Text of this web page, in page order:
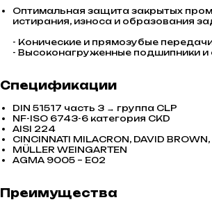
Оптимальная защита закрытых
истирания, износа и образования
- Конические и прямозубые
- Высоконагруженные подшипники и
Спецификации
DIN 51517 часть 3 → группа CLP
NF-ISO 6743-6 категория CKD
AISI 224
CINCINNATI MILACRON, DAVID BROWN,
MÜLLER WEINGARTEN
AGMA 9005 – E02
Преимущества